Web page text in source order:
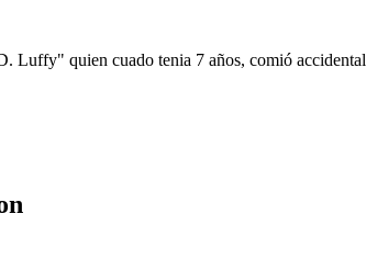
Luffy" quien cuado tenia 7 años, comió